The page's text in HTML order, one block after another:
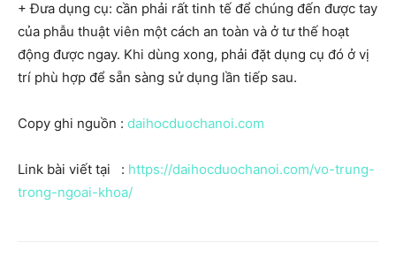
+ Đưa dụng cụ: cần phải rất tinh tế để chúng đến được tay
của phẫu thuật viên một cách an toàn và ở tư thế hoạt
động được ngay. Khi dùng xong, phải đặt dụng cụ đó ở vị
trí phù hợp để sẵn sàng sử dụng lần tiếp sau.
Copy ghi nguồn : daihocduochanoi.com
Link bài viết tại : https://daihocduochanoi.com/vo-trung-
trong-ngoai-khoa/